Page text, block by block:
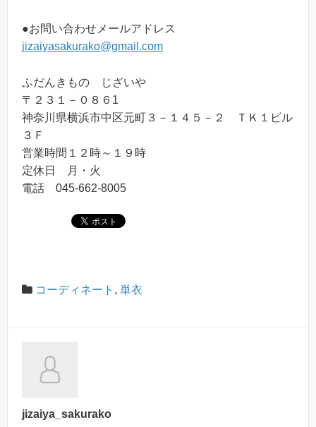
●お問い合わせメールアドレス
jizaiyasakurako@gmail.com
ふだんきもの じざいや
〒２３１－０８６1
神奈川県横浜市中区元町３－１４５－２ ＴＫ１ビル
３Ｆ
営業時間１２時～１９時
定休日 月・火
電話 045-662-8005
コーディネート , 単衣
jizaiya_sakurako